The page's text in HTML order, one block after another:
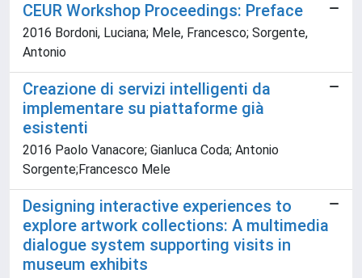
CEUR Workshop Proceedings: Preface
2016 Bordoni, Luciana; Mele, Francesco; Sorgente,
Antonio
Creazione di servizi intelligenti da
implementare su piattaforme già
esistenti
2016 Paolo Vanacore; Gianluca Coda; Antonio
Sorgente;Francesco Mele
Designing interactive experiences to
explore artwork collections: A multimedia
dialogue system supporting visits in
museum exhibits